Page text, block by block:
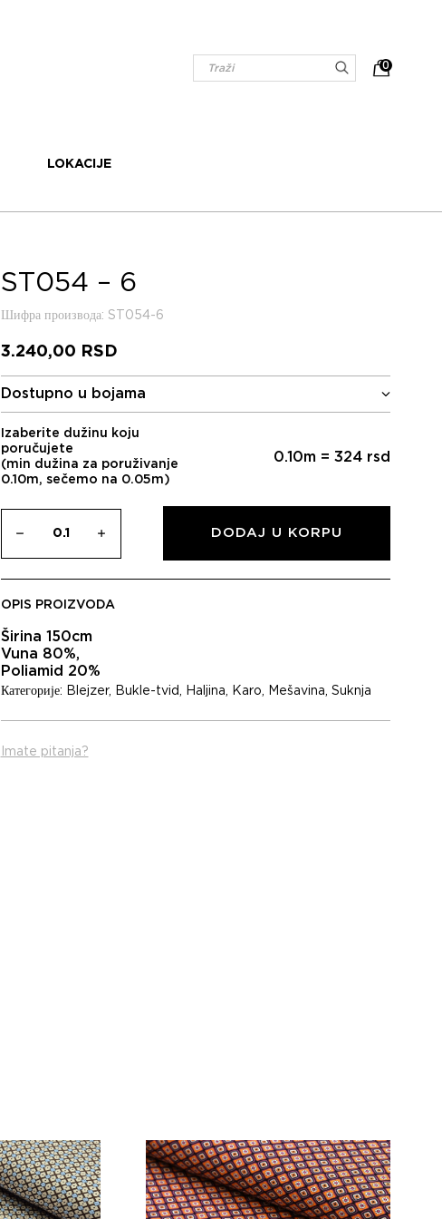
0
LOKACIJE
ST054 – 6
Шифра производа: ST054-6
3.240,00 RSD
Dostupno u bojama
Izaberite dužinu koju
poručujete
(min dužina za poruživanje
0.10m, sečemo na 0.05m)
0.10m = 324 rsd
DODAJ U KORPU
OPIS PROIZVODA
Širina 150cm
Vuna 80%,
Poliamid 20%
Категорије: Blejzer, Bukle-tvid, Haljina, Karo, Mešavina, Suknja
Imate pitanja?